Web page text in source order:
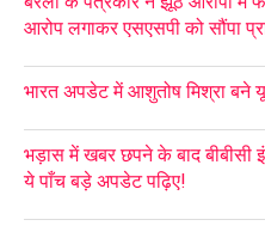
आरोप लगाकर एसएसपी को सौंपा
भारत अपडेट में आशुतोष मिश्रा बने
भड़ास में खबर छपने के बाद बीबीसी
ये पाँच बड़े अपडेट पढ़िए!